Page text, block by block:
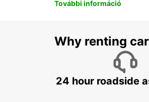
További információ
Why renting
24 hour roadside